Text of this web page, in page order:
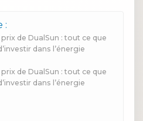
:
de DualSun : tout ce que
dans l’énergie
de DualSun : tout ce que
dans l’énergie